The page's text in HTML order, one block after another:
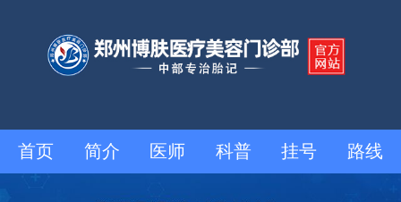
首页 简介 医师 科普 挂号 路线